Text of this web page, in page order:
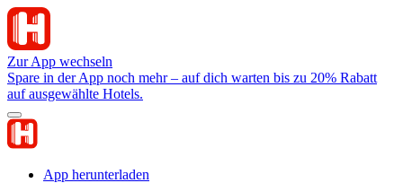
Zur App wechseln
Spare in der App noch mehr – auf dich warten bis zu 20% Rabatt
auf ausgewählte Hotels.
App herunterladen